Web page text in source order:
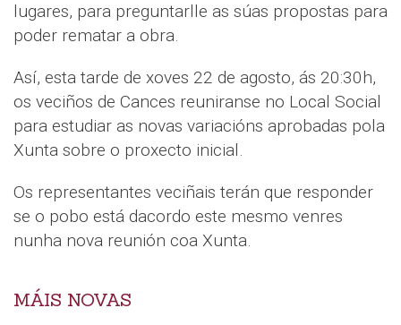
lugares, para preguntarlle as súas propostas para
poder rematar a obra.
Así, esta tarde de xoves 22 de agosto, ás 20:30h,
os veciños de Cances reuniranse no Local Social
para estudiar as novas variacións aprobadas pola
Xunta sobre o proxecto inicial.
Os representantes veciñais terán que responder
se o pobo está dacordo este mesmo venres
nunha nova reunión coa Xunta.
MÁIS NOVAS